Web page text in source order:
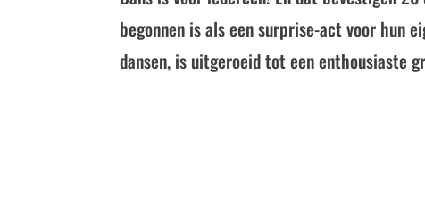
begonnen is als een surprise-act voor hun
dansen, is uitgeroeid tot een enthousiaste